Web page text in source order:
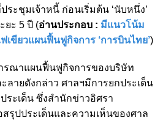
ะชุมเจ้าหนี้ ก่อนเริ่มต้น ‘นับหนึ่ง’
ยะ 5 ปี (อ่านประกอบ : มีแนวโน้ม
ฟเขียวแผนฟื้นฟูกิจการ ‘การบินไทย’)
รณาแผนฟื้นฟูกิจการของบริษัท
ลายดังกล่าว ศาลฯมีการยกประเด็น
ะเด็น ซึ่งสำนักข่าวอิศรา
สรุปประเด็นและความเห็นของศาล